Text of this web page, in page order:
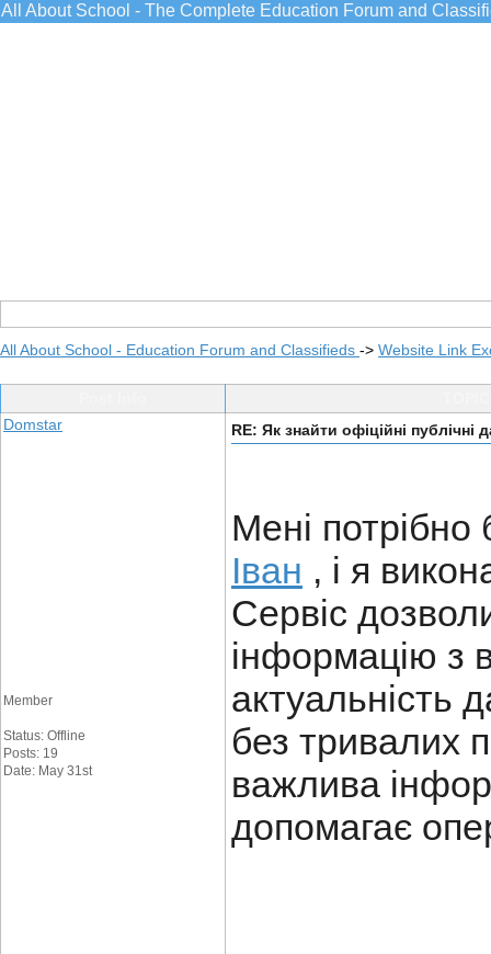
All About School - The Complete Education Forum and
All About School - Education Forum and Classifieds -> Website Link
Domstar
Member
Status: Offline
Posts: 19
Date: May 31st
RE: Як знайти офіційні публічні
Мені
Іван , і я
Сервіс
інформацію з
актуальність
без тривалих
важлива
допомагає